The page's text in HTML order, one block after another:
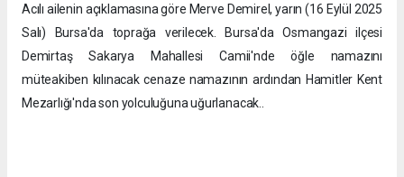
Acılı ailenin açıklamasına göre Merve Demirel, yarın (16 Eylül 2025
Salı) Bursa'da toprağa verilecek. Bursa'da Osmangazi ilçesi
Demirtaş Sakarya Mahallesi Camii'nde öğle namazını
müteakiben kılınacak cenaze namazının ardından Hamitler Kent
Mezarlığı'nda son yolculuğuna uğurlanacak..